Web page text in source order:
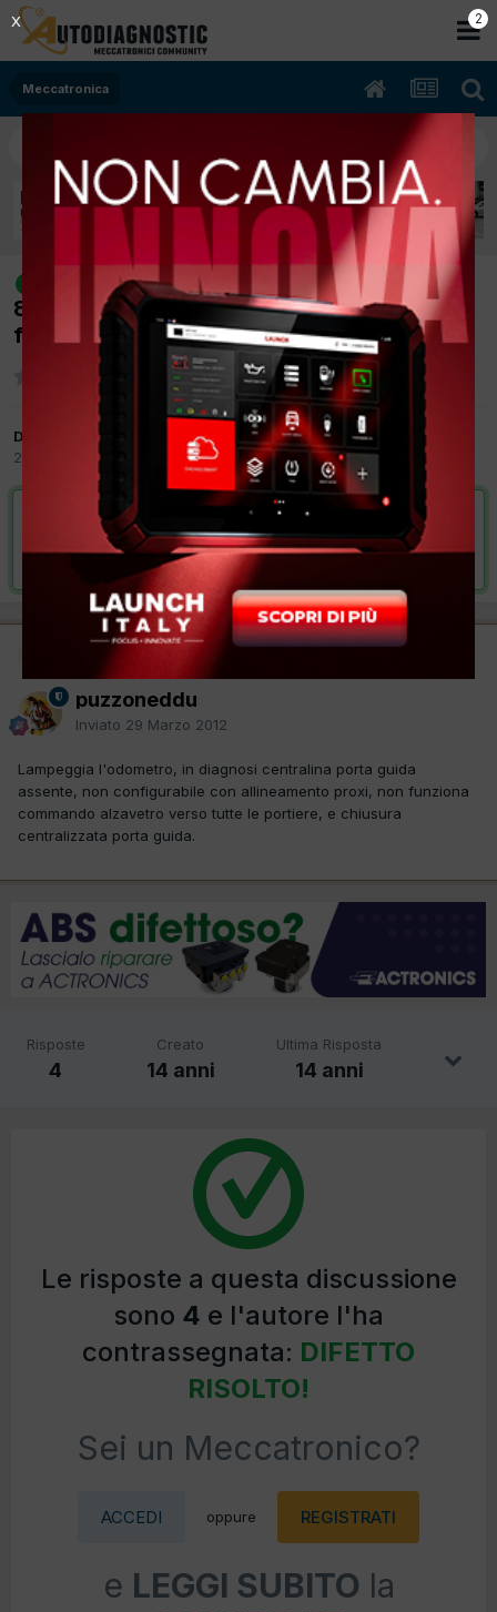
Meccatronica
[croma 12/2007 1910cc 939a1000
88Kw Diesel] odometro lampeggia non
funziona chiusura e alzavetro por
Da puzzoneddu
29 Marzo 2012
Meccatronica
VAI ALLA SOLUZIONE
Risolta da puzzoneddu,
puzzoneddu
Inviato 29 Marzo 2012
Lampeggia l'odometro, in diagnosi centralina porta guida
assente, non configurabile con allineamento proxi, non funziona
commando alzavetro verso tutte le portiere, e chiusura
centralizzata porta guida.
Risposte
4
Creato
14 anni
Ultima Risposta
14 anni
Le risposte a questa discussione
sono 4 e l'autore l'ha
contrassegnata: DIFETTO
RISOLTO!
Sei un Meccatronico?
ACCEDI oppure REGISTRATI
e LEGGI SUBITO la
1
X